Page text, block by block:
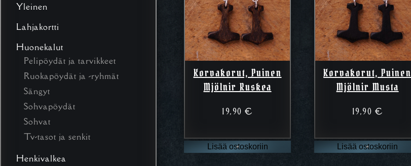
Yleinen
Lahjakortti
Huonekalut
Pelipöydät ja tarvikkeet
Ruokapöydät ja -ryhmät
Sängyt
Sohvapöydät
Sohvat
Tv-tasot ja senkit
Henkivalkea
Korvakorut, Puinen
Mjölnir Ruskea
19,90€
Lisää ostoskoriin
Korvakorut, Puinen
Mjölnir Musta
19,90 €
Lisää ostoskoriin